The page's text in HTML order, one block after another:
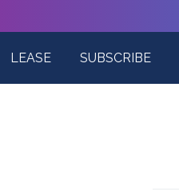
LEASE SUBSCRIBE